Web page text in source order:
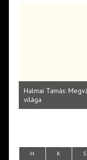
Halmai Tamás:
világa
H K S